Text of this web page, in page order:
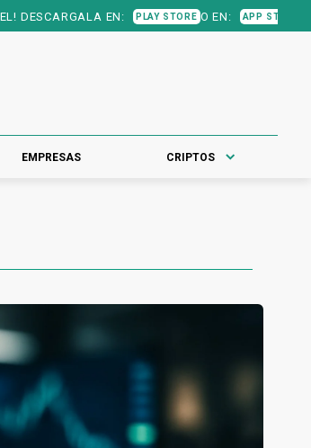
PLAY STORE O EN: APP STORE
EMPRESAS CRIPTOS